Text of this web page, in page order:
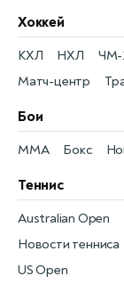
Хоккей
КХЛ
Матч-центр
НХЛ
ЧМ-
Бои
MMA Бокс
Теннис
Новости тенниса
Australian Open
US Open